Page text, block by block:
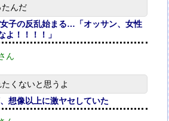
たんだ
子の反乱始まる…「オッサン、女性
よ！！！！」
ん
くないと思うよ
想像以上に激ヤセしていた